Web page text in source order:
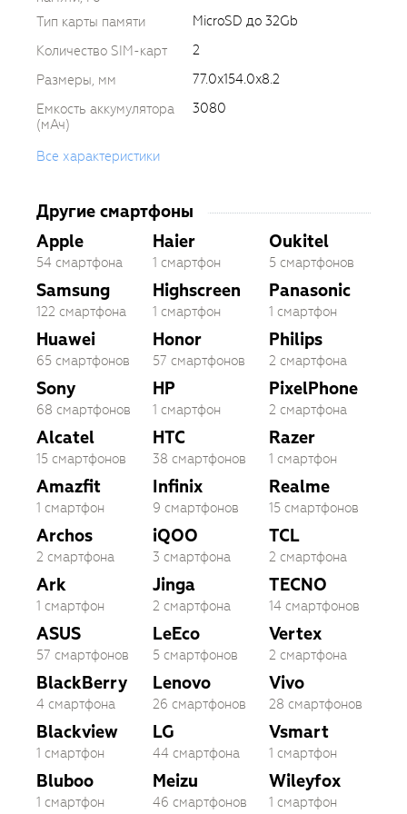
Тип карты памяти
MicroSD до 32Gb
Количество SIM-карт
2
Размеры, мм
77.0x154.0x8.2
Емкость аккумулятора
(мАч)
3080
Все характеристики
Другие смартфоны
Apple
54 смартфона
Samsung
122 смартфона
Huawei
65 смартфонов
Sony
68 смартфонов
Alcatel
15 смартфонов
Amazfit
1 смартфон
Archos
2 смартфона
Ark
1 смартфон
ASUS
57 смартфонов
BlackBerry
4 смартфона
Blackview
1 смартфон
Bluboo
1 смартфон
Haier
1 смартфон
Highscreen
1 смартфон
Honor
57 смартфонов
HP
1 смартфон
HTC
38 смартфонов
Infinix
9 смартфонов
iQOO
3 смартфона
Jinga
2 смартфона
LeEco
5 смартфонов
Lenovo
26 смартфонов
LG
44 смартфона
Meizu
46 смартфонов
Oukitel
5 смартфонов
Panasonic
1 смартфон
Philips
2 смартфона
PixelPhone
2 смартфона
Razer
1 смартфон
Realme
15 смартфонов
TCL
2 смартфона
TECNO
14 смартфонов
Vertex
2 смартфона
Vivo
28 смартфонов
Vsmart
1 смартфон
Wileyfox
1 смартфон